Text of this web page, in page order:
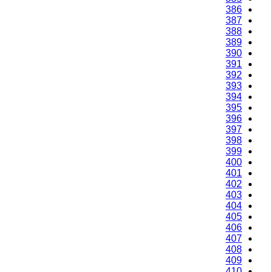
386
387
388
389
390
391
392
393
394
395
396
397
398
399
400
401
402
403
404
405
406
407
408
409